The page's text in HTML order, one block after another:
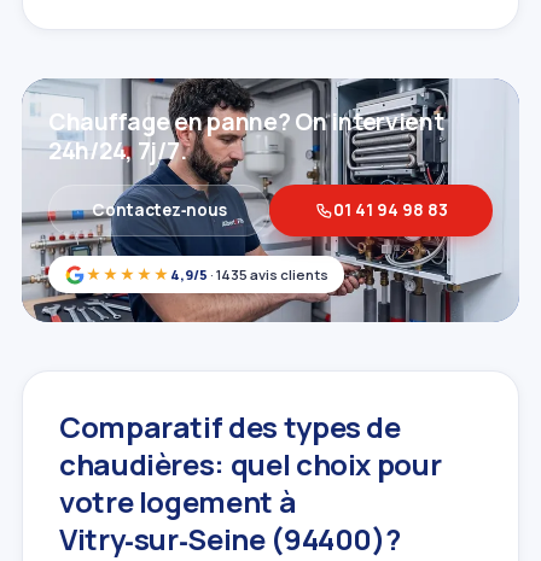
★★★★★ 4,9/5 · 1435 avis clients
Chauffage en panne? On intervient
24h/24, 7j/7.
Contactez‑nous 01 41 94 98 83
Comparatif des types de
chaudières: quel choix pour
votre logement à
Vitry‑sur‑Seine (94400)?